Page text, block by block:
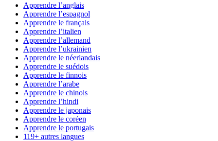
Apprendre l’anglais
Apprendre l’espagnol
Apprendre le français
Apprendre l’italien
Apprendre l’allemand
Apprendre l’ukrainien
Apprendre le néerlandais
Apprendre le suédois
Apprendre le finnois
Apprendre l’arabe
Apprendre le chinois
Apprendre l’hindi
Apprendre le japonais
Apprendre le coréen
Apprendre le portugais
119+ autres langues